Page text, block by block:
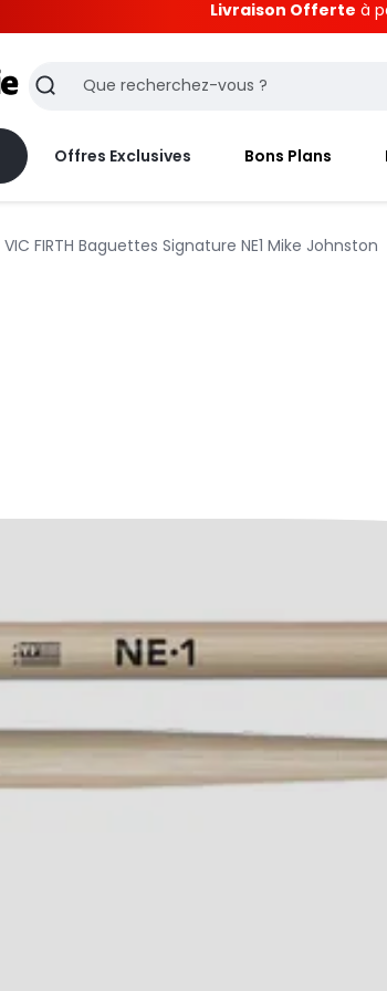
Livraison Offerte à
Recherche
Offres Exclusives Bons Plans
VIC FIRTH Baguettes Signature NE1 Mike Johnston